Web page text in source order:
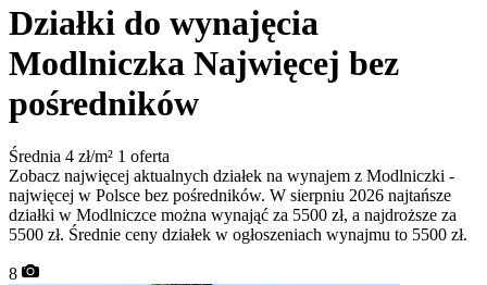
Działki do wynajęcia
Modlniczka Najwięcej bez
pośredników
Średnia 4 zł/m² 1 oferta
Zobacz najwięcej aktualnych działek na wynajem z Modlniczki -
najwięcej w Polsce bez pośredników. W sierpniu 2026 najtańsze
działki w Modlniczce można wynająć za 5500 zł, a najdroższe za
5500 zł. Średnie ceny działek w ogłoszeniach wynajmu to 5500 zł.
8